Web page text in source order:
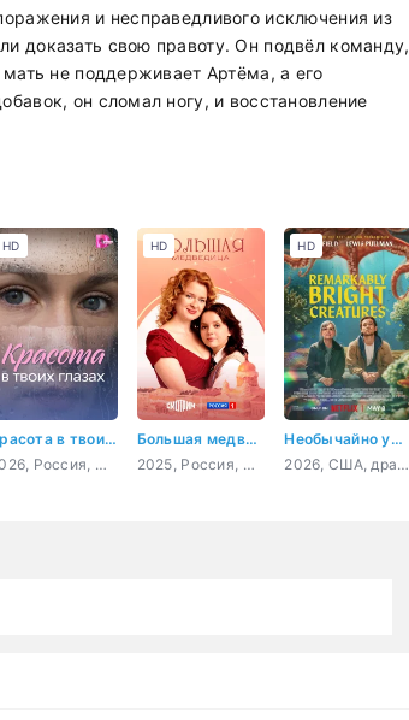
и несправедливого исключения из
доказать свою правоту. Он подвёл команду,
не поддерживает Артёма, а его
он сломал ногу, и восстановление
Красота в твоих глазах
2026, Россия, мелодрама
HD
Большая медведица
2025, Россия, мелодрама
HD
Необычайно умные создания
2026, США, драма, комедия
HD